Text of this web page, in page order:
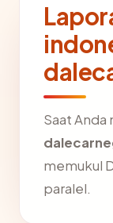
Saat Anda
memukul
paralel.